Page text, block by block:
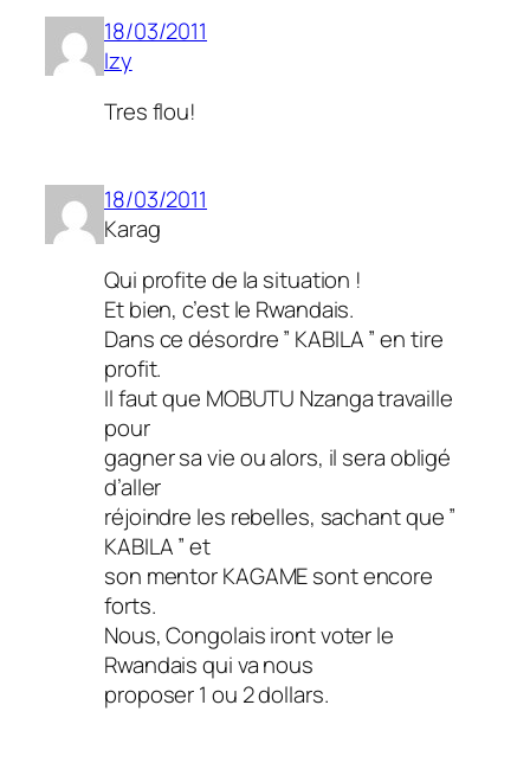
18/03/2011
Izy
Tres flou!
18/03/2011
Karag
Qui profite de la situation !
Et bien, c’est le Rwandais.
Dans ce désordre ” KABILA ” en tire
profit.
Il faut que MOBUTU Nzanga travaille
pour
gagner sa vie ou alors, il sera obligé
d’aller
réjoindre les rebelles, sachant que ”
KABILA ” et
son mentor KAGAME sont encore
forts.
Nous, Congolais iront voter le
Rwandais qui va nous
proposer 1 ou 2 dollars.